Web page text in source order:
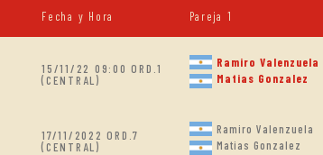
Fecha y Hora Pareja 1
15/11/22 09:00 ORD.1
(CENTRAL)
Ramiro Valenzuela
Matias Gonzalez
17/11/2022 ORD.7
(CENTRAL)
Ramiro Valenzuela
Matias Gonzalez